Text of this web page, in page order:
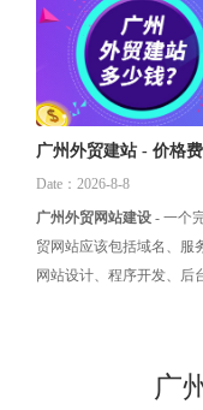
问题就是——建一个英文
底得花多少钱呢？答案：
英文网站制作仅需3000元
域名+海外服务器！ 今天三行网络
就和大家来探讨一下这个
当被问及做英文网站的价
我相信很多人会感到疑惑
惑。 有些人说一两万就
广州外贸建站 - 价格
Date：2026-8-8
广州外贸网站建设 - 一个完整的外
贸网站应该包括域名、服
网站设计、程序开发、后
址，通常需要每年支付一
广